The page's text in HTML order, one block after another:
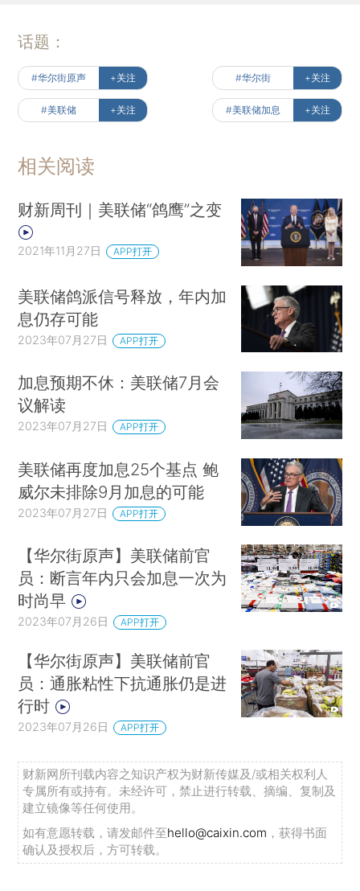
话题：
#华尔街原声 +关注 #华尔街 +关注
#美联储 +关注 #美联储加息 +关注
相关阅读
财新周刊｜美联储“鸽鹰”之变
2021年11月27日 APP打开
美联储鸽派信号释放，年内加
息仍存可能
2023年07月27日 APP打开
加息预期不休：美联储7月会
议解读
2023年07月27日 APP打开
美联储再度加息25个基点 鲍
威尔未排除9月加息的可能
2023年07月27日 APP打开
【华尔街原声】美联储前官
员：断言年内只会加息一次为
时尚早
2023年07月26日 APP打开
【华尔街原声】美联储前官
员：通胀粘性下抗通胀仍是进
行时
2023年07月26日 APP打开
财新网所刊载内容之知识产权为财新传媒及/或相关权利人
专属所有或持有。未经许可，禁止进行转载、摘编、复制及
建立镜像等任何使用。
如有意愿转载，请发邮件至hello@caixin.com ，获得书面
确认及授权后，方可转载。